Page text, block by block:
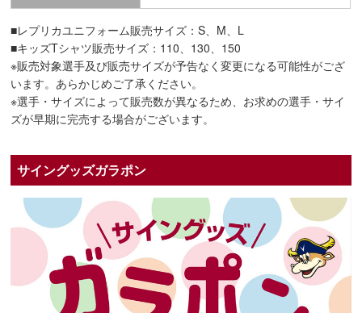
■レプリカユニフォーム販売サイズ：S、M、L
■キッズTシャツ販売サイズ：110、130、150
※販売対象選手及び販売サイズが予告なく変更になる可能性がござ
います。あらかじめご了承ください。
※選手・サイズによって販売数が異なるため、お求めの選手・サイ
ズが早期に完売する場合がございます。
サイングッズガラポン